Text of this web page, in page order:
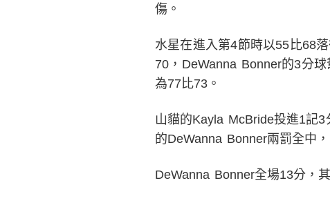
傷。
水星在進入第4節時以55比68
70，DeWanna Bonner的3分
為77比73。
山貓的Kayla McBride投進1記
的DeWanna Bonner兩罰全中
DeWanna Bonner全場13分，